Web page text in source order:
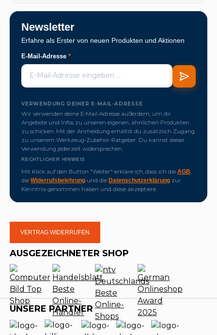
Newsletter
Erfahre als Erster von neuen Produkten und Aktionen
E-Mail-Adresse *
VERWENDUNG DEINER E-MAIL-ADRESSE
Wir verwenden deine E-Mail-Adresse außerdem, um dir
Angebote und Infos zu unseren eigenen, ähnlichen Produkten
zu schicken. Mit der Anmeldung erhältst du zusätzlich Zugang
zu unserem Werkzeug-Zubehör-Ratgeber. Du kannst dieser
Verwendung jederzeit widersprechen.
RECHTLICHER HINWEIS
Mit Klick auf den Button "Weiter" erkläre ich, dass ich die AGB
die Widerrufsbelehrung und die Datenschutzerklärung zur
Kenntnis genommen haben und diese akzeptiere.
VERTRAG WIDERRUFEN
AUSGEZEICHNETER SHOP
UNSERE PARTNER